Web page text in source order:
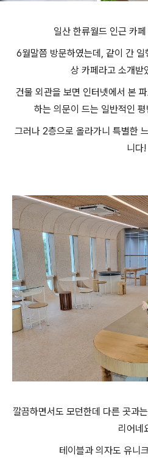
일산 한류월드 인근 카
6월말쯤 방문하였는데, 같이 간
상 카페라고 소개받
건물 외관을 보면 인터넷에서 본
하는 의문이 드는 일반적인
그러나 2층으로 올라가니 특별한
니다!
깔끔하면서도 모던한데 다른 곳과
리어네
테이블과 의자도 유니